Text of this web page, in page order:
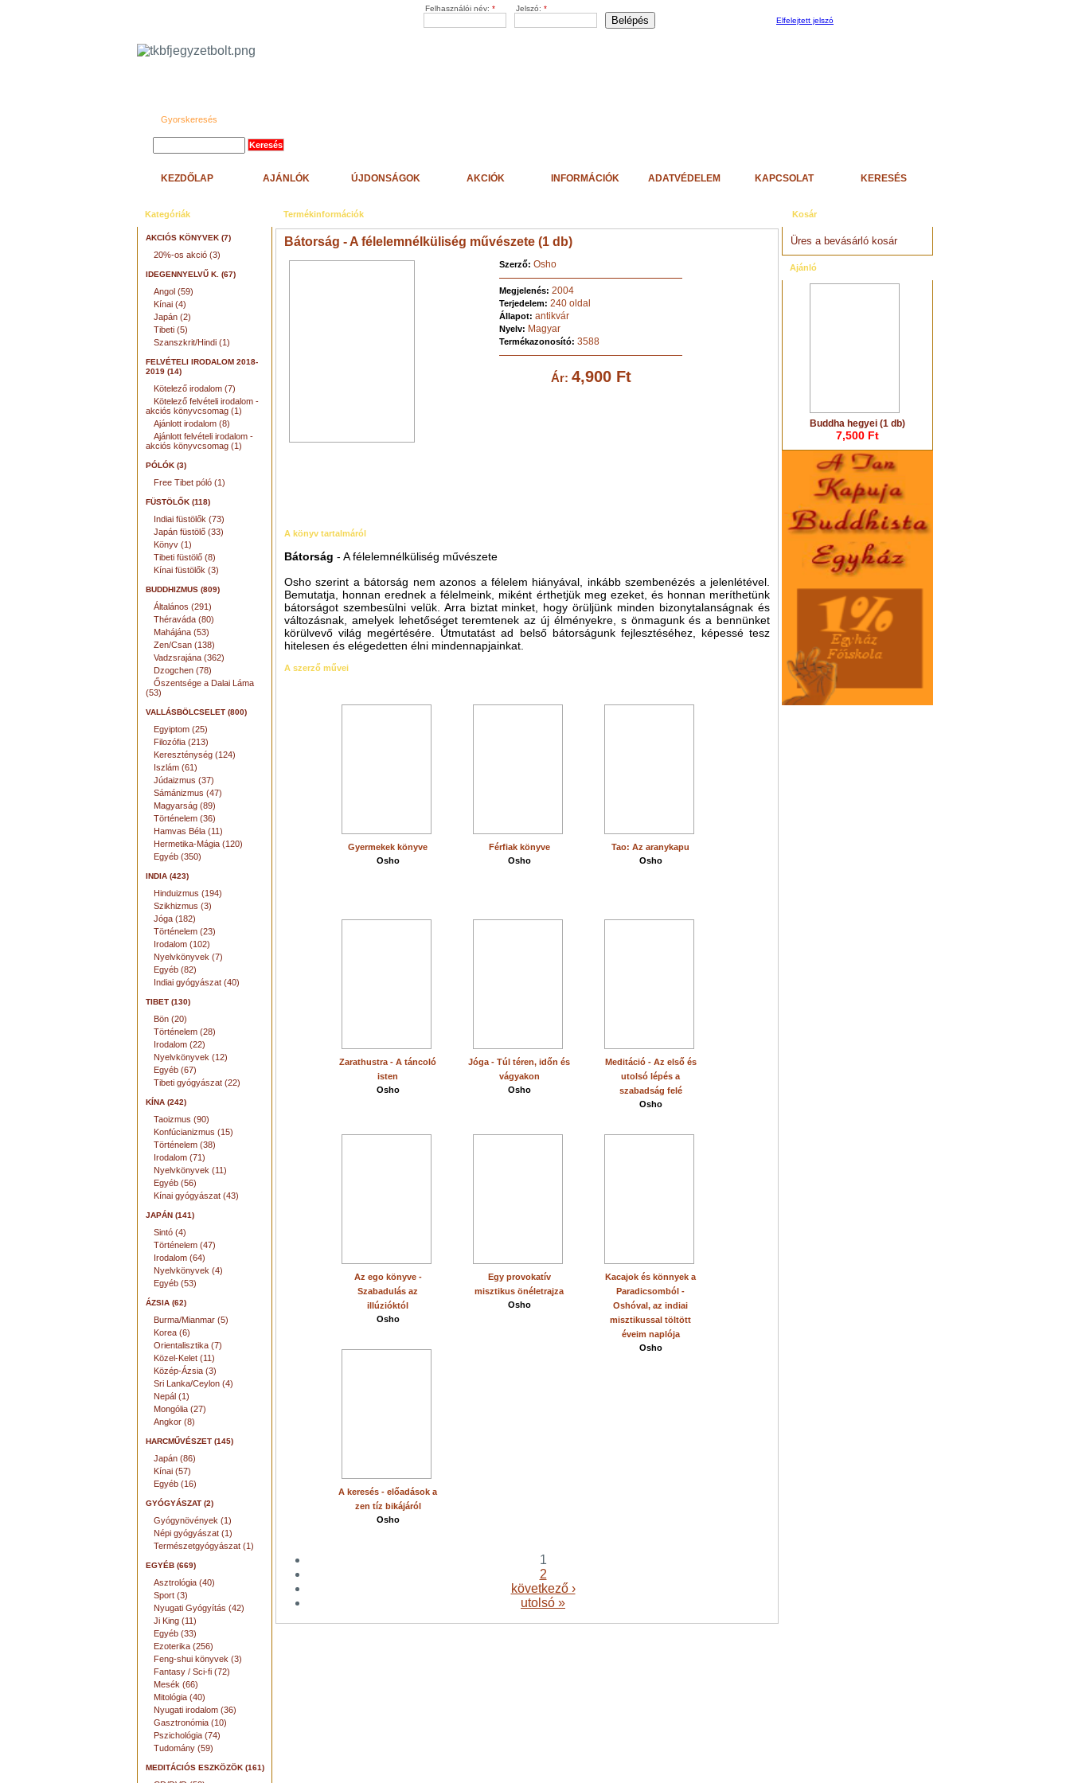
Felhasználói név: * Jelszó: *
Elfelejtett jelszó
Gyorskeresés
KEZDŐLAP AJÁNLÓK ÚJDONSÁGOK AKCIÓK INFORMÁCIÓK ADATVÉDELEM KAPCSOLAT KERESÉS
Kategóriák
AKCIÓS KÖNYVEK (7)
20%-os akció (3)
IDEGENNYELVŰ K. (67)
Angol (59)
Kínai (4)
Japán (2)
Tibeti (5)
Szanszkrit/Hindi (1)
FELVÉTELI IRODALOM 2018-
2019 (14)
Kötelező irodalom (7)
Kötelező felvételi irodalom -
akciós könyvcsomag (1)
Ajánlott irodalom (8)
Ajánlott felvételi irodalom -
akciós könyvcsomag (1)
PÓLÓK (3)
Free Tibet póló (1)
FÜSTÖLŐK (118)
Indiai füstölők (73)
Japán füstölő (33)
Könyv (1)
Tibeti füstölő (8)
Kínai füstölők (3)
BUDDHIZMUS (809)
Általános (291)
Théraváda (80)
Mahájána (53)
Zen/Csan (138)
Vadzsrajána (362)
Dzogchen (78)
Őszentsége a Dalai Láma
(53)
VALLÁSBÖLCSELET (800)
Egyiptom (25)
Filozófia (213)
Kereszténység (124)
Iszlám (61)
Júdaizmus (37)
Sámánizmus (47)
Magyarság (89)
Történelem (36)
Hamvas Béla (11)
Hermetika-Mágia (120)
Egyéb (350)
INDIA (423)
Hinduizmus (194)
Szikhizmus (3)
Jóga (182)
Történelem (23)
Irodalom (102)
Nyelvkönyvek (7)
Egyéb (82)
Indiai gyógyászat (40)
TIBET (130)
Bön (20)
Történelem (28)
Irodalom (22)
Nyelvkönyvek (12)
Egyéb (67)
Tibeti gyógyászat (22)
KÍNA (242)
Taoizmus (90)
Konfúcianizmus (15)
Történelem (38)
Irodalom (71)
Nyelvkönyvek (11)
Egyéb (56)
Kínai gyógyászat (43)
JAPÁN (141)
Sintó (4)
Történelem (47)
Irodalom (64)
Nyelvkönyvek (4)
Egyéb (53)
ÁZSIA (62)
Burma/Mianmar (5)
Korea (6)
Orientalisztika (7)
Közel-Kelet (11)
Közép-Ázsia (3)
Sri Lanka/Ceylon (4)
Nepál (1)
Mongólia (27)
Angkor (8)
HARCMŰVÉSZET (145)
Japán (86)
Kínai (57)
Egyéb (16)
GYÓGYÁSZAT (2)
Gyógynövények (1)
Népi gyógyászat (1)
Természetgyógyászat (1)
EGYÉB (669)
Asztrológia (40)
Sport (3)
Nyugati Gyógyítás (42)
Ji King (11)
Egyéb (33)
Ezoterika (256)
Feng-shui könyvek (3)
Fantasy / Sci-fi (72)
Mesék (66)
Mitológia (40)
Nyugati irodalom (36)
Gasztronómia (10)
Pszichológia (74)
Tudomány (59)
MEDITÁCIÓS ESZKÖZÖK (161)
Kosár
Üres a bevásárló kosár
Ajánló
Buddha hegyei (1 db)
7,500 Ft
Termékinformációk
Bátorság - A félelemnélküliség művészete (1 db)
Szerző: Osho
Megjelenés: 2004
Terjedelem: 240 oldal
Állapot: antikvár
Nyelv: Magyar
Termékazonosító: 3588
Ár: 4,900 Ft
A könyv tartalmáról
Bátorság - A félelemnélküliség művészete
Osho szerint a bátorság nem azonos a félelem hiányával, inkább szembenézés a jelenlétével.
Bemutatja, honnan erednek a félelmeink, miként érthetjük meg ezeket, és honnan meríthetünk
bátorságot szembesülni velük. Arra biztat minket, hogy örüljünk minden bizonytalanságnak és
változásnak, amelyek lehetőséget teremtenek az új élményekre, s önmagunk és a bennünket
körülvevő világ megértésére. Útmutatást ad belső bátorságunk fejlesztéséhez, képessé tesz
hitelesen és elégedetten élni mindennapjainkat.
A szerző művei
Gyermekek könyve
Osho
Férfiak könyve
Osho
Tao: Az aranykapu
Osho
Zarathustra - A táncoló
isten
Osho
Jóga - Túl téren, időn és
vágyakon
Osho
Meditáció - Az első és
utolsó lépés a
szabadság felé
Osho
Az ego könyve -
Szabadulás az
illúzióktól
Osho
Egy provokatív
misztikus önéletrajza
Osho
Kacajok és könnyek a
Paradicsomból -
Oshóval, az indiai
misztikussal töltött
éveim naplója
Osho
A keresés - előadások a
zen tíz bikájáról
Osho
1
2
következő ›
utolsó »